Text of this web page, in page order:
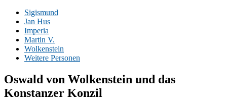
Sigismund
Jan Hus
Imperia
Martin V.
Wolkenstein
Weitere Personen
Oswald von Wolkenstein und das
Konstanzer Konzil